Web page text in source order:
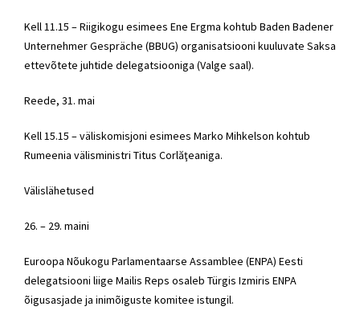
Kell 11.15 – Riigikogu esimees Ene Ergma kohtub Baden Badener
Unternehmer Gespräche (BBUG) organisatsiooni kuuluvate Saksa
ettevõtete juhtide delegatsiooniga (Valge saal).
Reede, 31. mai
Kell 15.15 – väliskomisjoni esimees Marko Mihkelson kohtub
Rumeenia välisministri Titus Corlăţeaniga.
Välislähetused
26. – 29. maini
Euroopa Nõukogu Parlamentaarse Assamblee (ENPA) Eesti
delegatsiooni liige Mailis Reps osaleb Türgis Izmiris ENPA
õigusasjade ja inimõiguste komitee istungil.